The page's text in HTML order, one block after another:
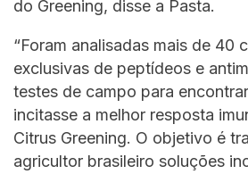
do Greening, disse a Pasta.
“Foram analisadas mais de 40
exclusivas de peptídeos e
testes de campo para
incitasse a melhor resposta
Citrus Greening. O objetivo é
agricultor brasileiro soluções